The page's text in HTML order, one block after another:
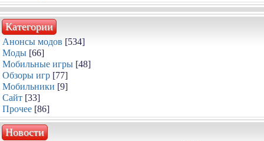
Категории
Анонсы модов [534]
Моды [66]
Мобильные игры [48]
Обзоры игр [77]
Мобильники [9]
Сайт [33]
Прочее [86]
Новости